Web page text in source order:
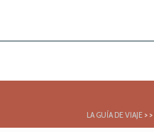
LA GUÍA DE VIAJE > >